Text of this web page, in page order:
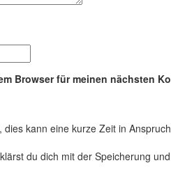
Browser für meinen nächsten
kann eine kurze Zeit in
du dich mit der Speicherung